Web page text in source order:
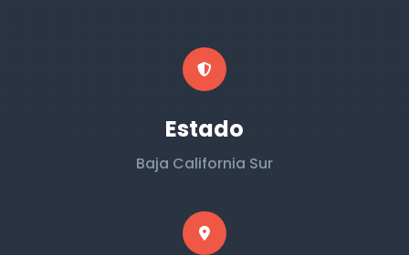
Estado
Baja California Sur